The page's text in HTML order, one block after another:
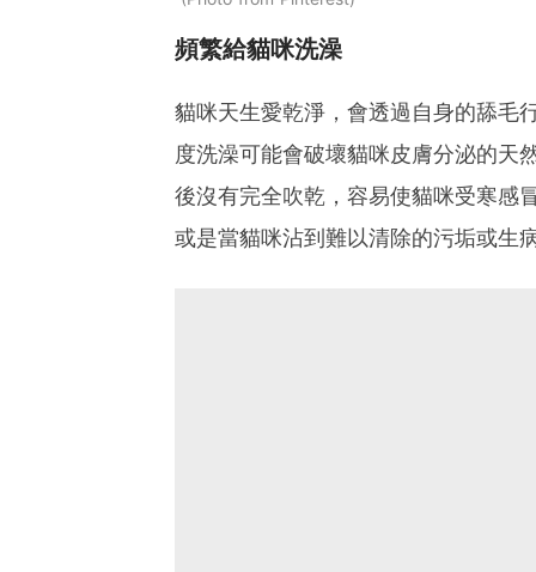
頻繁給貓咪洗澡
貓咪天生愛乾淨，會透過自身的舔毛
度洗澡可能會破壞貓咪皮膚分泌的天
後沒有完全吹乾，容易使貓咪受寒感
或是當貓咪沾到難以清除的污垢或生